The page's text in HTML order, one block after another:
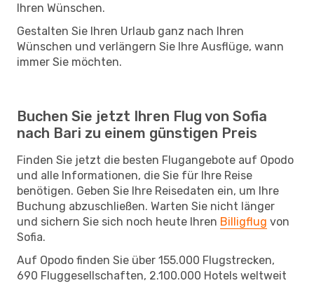
Ihren Wünschen.
Gestalten Sie Ihren Urlaub ganz nach Ihren
Wünschen und verlängern Sie Ihre Ausflüge, wann
immer Sie möchten.
Buchen Sie jetzt Ihren Flug von Sofia
nach Bari zu einem günstigen Preis
Finden Sie jetzt die besten Flugangebote auf Opodo
und alle Informationen, die Sie für Ihre Reise
benötigen. Geben Sie Ihre Reisedaten ein, um Ihre
Buchung abzuschließen. Warten Sie nicht länger
und sichern Sie sich noch heute Ihren Billigflug von
Sofia.
Auf Opodo finden Sie über 155.000 Flugstrecken,
690 Fluggesellschaften, 2.100.000 Hotels weltweit